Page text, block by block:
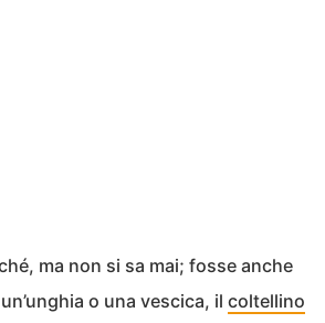
ma non si sa mai; fosse anche
o una vescica, il coltellino